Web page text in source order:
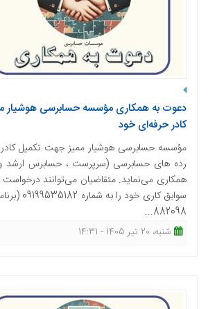
دعوت به همکاری مؤسسه حسابرسی هوشیار
کادر حرفه‌ای خود
مؤسسه حسابرسی هوشیار ممیز جهت تکمیل
رده های حسابرسی (سرپرست ، حسابرس
همکاری می‌نماید. متقاضیان می‌توانند
سوابق کاری
882098...
شنبه، 20 تیر 1405 - 14:31